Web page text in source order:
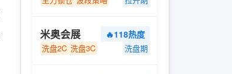
米奥会展 🔥118热度
洗盘2C 洗盘3C 洗盘期